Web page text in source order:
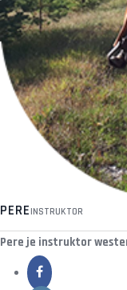
PEREINSTRUKTOR
Pere je instruktor